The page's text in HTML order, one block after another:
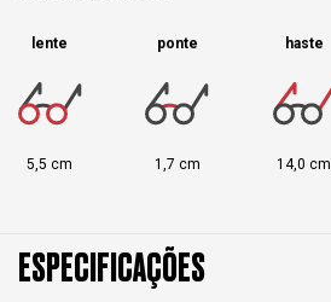
lente
5,5 cm
ponte
1,7 cm
haste
14,0 cm
ESPECIFICAÇÕES